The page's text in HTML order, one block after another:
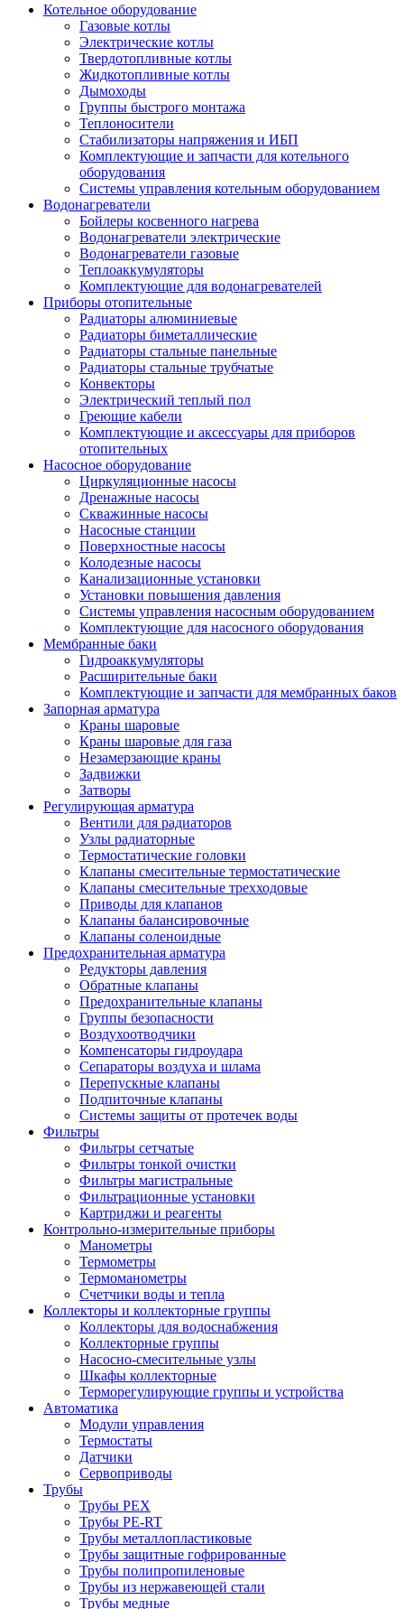
Котельное оборудование
Газовые котлы
Электрические котлы
Твердотопливные котлы
Жидкотопливные котлы
Дымоходы
Группы быстрого монтажа
Теплоносители
Стабилизаторы напряжения и ИБП
Комплектующие и запчасти для котельного
оборудования
Системы управления котельным оборудованием
Водонагреватели
Бойлеры косвенного нагрева
Водонагреватели электрические
Водонагреватели газовые
Теплоаккумуляторы
Комплектующие для водонагревателей
Приборы отопительные
Радиаторы алюминиевые
Радиаторы биметаллические
Радиаторы стальные панельные
Радиаторы стальные трубчатые
Конвекторы
Электрический теплый пол
Греющие кабели
Комплектующие и аксессуары для приборов
отопительных
Насосное оборудование
Циркуляционные насосы
Дренажные насосы
Скважинные насосы
Насосные станции
Поверхностные насосы
Колодезные насосы
Канализационные установки
Установки повышения давления
Системы управления насосным оборудованием
Комплектующие для насосного оборудования
Мембранные баки
Гидроаккумуляторы
Расширительные баки
Комплектующие и запчасти для мембранных баков
Запорная арматура
Краны шаровые
Краны шаровые для газа
Незамерзающие краны
Задвижки
Затворы
Регулирующая арматура
Вентили для радиаторов
Узлы радиаторные
Термостатические головки
Клапаны смесительные термостатические
Клапаны смесительные трехходовые
Приводы для клапанов
Клапаны балансировочные
Клапаны соленоидные
Предохранительная арматура
Редукторы давления
Обратные клапаны
Предохранительные клапаны
Группы безопасности
Воздухоотводчики
Компенсаторы гидроудара
Сепараторы воздуха и шлама
Перепускные клапаны
Подпиточные клапаны
Системы защиты от протечек воды
Фильтры
Фильтры сетчатые
Фильтры тонкой очистки
Фильтры магистральные
Фильтрационные установки
Картриджи и реагенты
Контрольно-измерительные приборы
Манометры
Термометры
Термоманометры
Счетчики воды и тепла
Коллекторы и коллекторные группы
Коллекторы для водоснабжения
Коллекторные группы
Насосно-смесительные узлы
Шкафы коллекторные
Терморегулирующие группы и устройства
Автоматика
Модули управления
Термостаты
Датчики
Сервоприводы
Трубы
Трубы PEX
Трубы PE-RT
Трубы металлопластиковые
Трубы защитные гофрированные
Трубы полипропиленовые
Трубы из нержавеющей стали
Трубы медные